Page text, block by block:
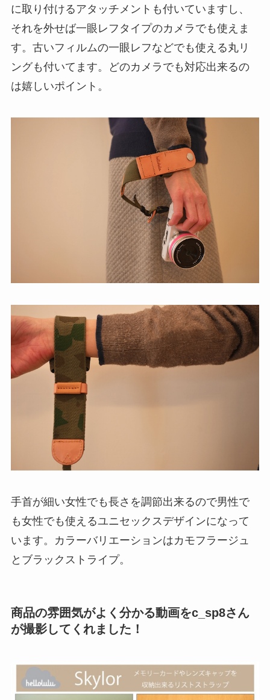
に取り付けるアタッチメントも付いていますし、
それを外せば一眼レフタイプのカメラでも使えま
す。古いフィルムの一眼レフなどでも使える丸リ
ングも付いてます。どのカメラでも対応出来るの
は嬉しいポイント。
手首が細い女性でも長さを調節出来るので男性で
も女性でも使えるユニセックスデザインになって
います。カラーバリエーションはカモフラージュ
とブラックストライプ。
商品の雰囲気がよく分かる動画をc_sp8さん
が撮影してくれました！